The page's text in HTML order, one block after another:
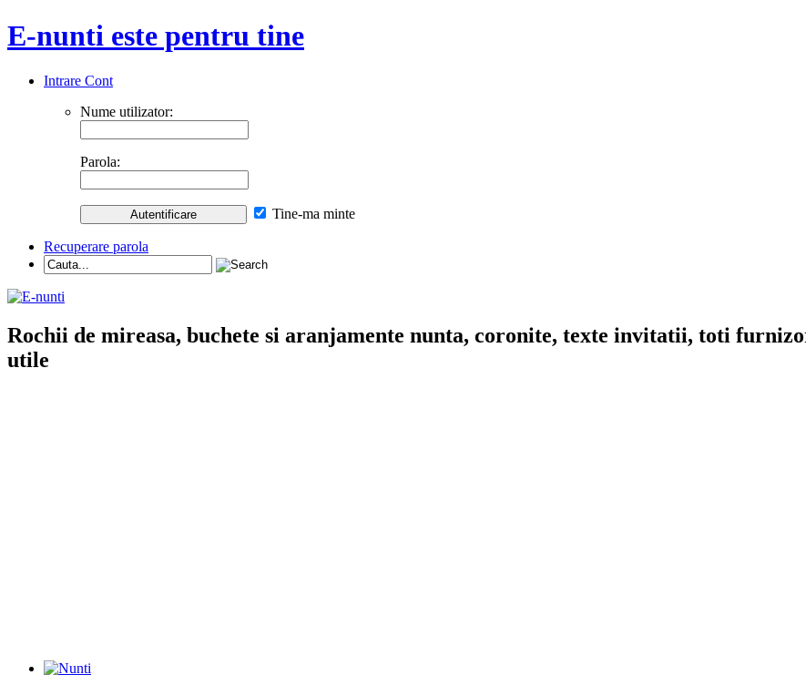
E-nunti este pentru tine
Intrare Cont
Nume utilizator:
Parola:
Tine-ma minte
Recuperare parola
Rochii de mireasa, buchete si aranjamente nunta, coronite, texte invitatii, toti
utile